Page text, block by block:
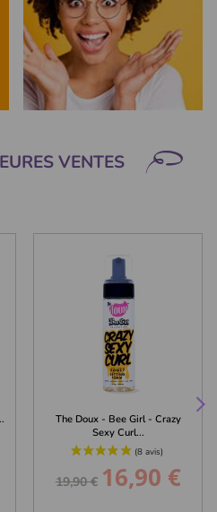
VENTES
The Doux - Bee Girl - Crazy
Sexy Curl...
Prix
de
19,90 € Prix
16,90 €